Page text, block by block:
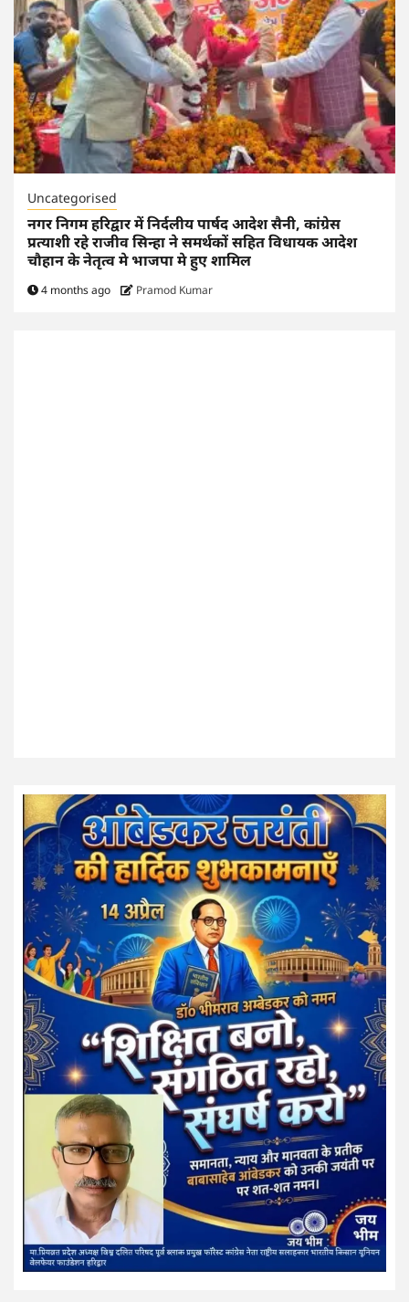
Uncategorised
नगर निगम हरिद्वार में निर्दलीय पार्षद आदेश सैनी, कांग्रेस
प्रत्याशी रहे राजीव सिन्हा ने समर्थकों सहित विधायक आदेश
चौहान के नेतृत्व मे भाजपा मे हुए शामिल
4 months ago Pramod Kumar